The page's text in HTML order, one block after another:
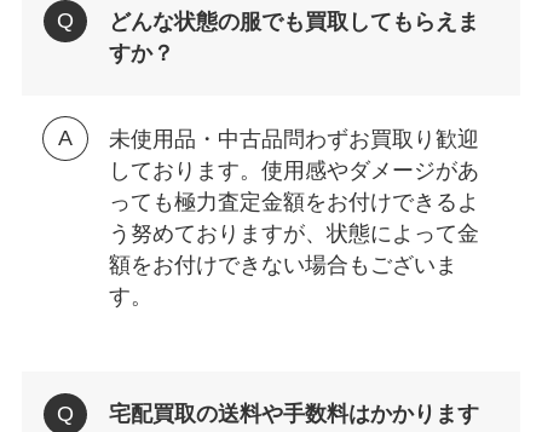
どんな状態の服でも買取してもらえま
すか？
未使用品・中古品問わずお買取り歓迎
しております。使用感やダメージがあ
っても極力査定金額をお付けできるよ
う努めておりますが、状態によって金
額をお付けできない場合もございま
す。
宅配買取の送料や手数料はかかります